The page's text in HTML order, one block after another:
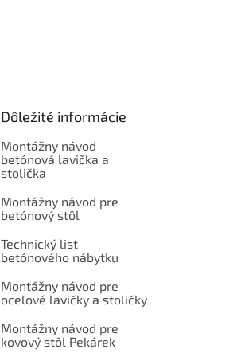
Dôležité informácie
Montážny návod
betónová lavička a
stolička
Montážny návod pre
betónový stôl
Technický list
betónového nábytku
Montážny návod pre
oceľové lavičky a stoličky
Montážny návod pre
kovový stôl Pekárek